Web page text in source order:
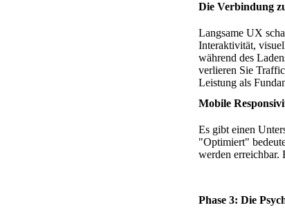
Die Verbindung
Langsame UX
Interaktivität,
während des
verlieren Sie
Leistung als
Mobile
Es gibt einen
"Optimiert"
werden erreichbar.
Phase 3: Die